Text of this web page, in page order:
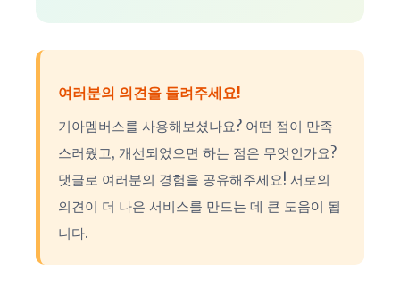
여러분의 의견을 들려주세요!
기아멤버스를 사용해보셨나요? 어떤 점이 만족
스러웠고, 개선되었으면 하는 점은 무엇인가요?
댓글로 여러분의 경험을 공유해주세요! 서로의
의견이 더 나은 서비스를 만드는 데 큰 도움이 됩
니다.